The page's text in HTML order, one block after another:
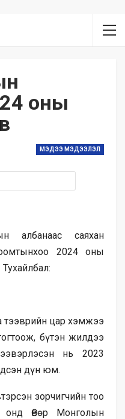
оны
МЭДЭЭ МЭДЭЭЛЭЛ
албанаас саяхан
2024 оны
тээврийн цар хэмжээ
бүтэн жилдээ
нь 2023
дүн юм.
зорчигчийн тоо
онд Өвөр Монголын